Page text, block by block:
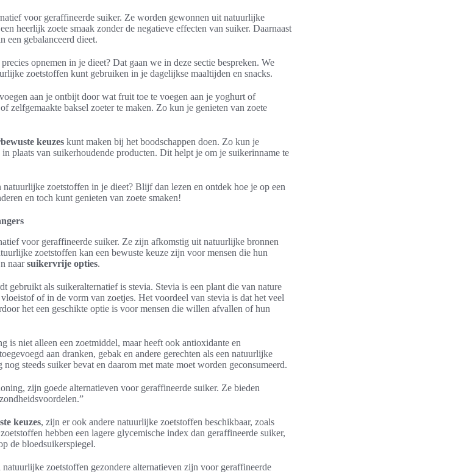
voor geraffineerde suiker. Ze worden gewonnen uit natuurlijke
heerlijk zoete smaak zonder de negatieve effecten van suiker. Daarnaast
een gebalanceerd dieet.
opnemen in je dieet? Dat gaan we in deze sectie bespreken. We
zoetstoffen kunt gebruiken in je dagelijkse maaltijden en snacks.
aan je ontbijt door wat fruit toe te voegen aan je yoghurt of
zelfgemaakte baksel zoeter te maken. Zo kun je genieten van zoete
keuzes kunt maken bij het boodschappen doen. Zo kun je
plaats van suikerhoudende producten. Dit helpt je om je suikerinname te
zoetstoffen in je dieet? Blijf dan lezen en ontdek hoe je op een
en toch kunt genieten van zoete smaken!
voor geraffineerde suiker. Ze zijn afkomstig uit natuurlijke bronnen
zoetstoffen kan een bewuste keuze zijn voor mensen die hun
naarsuikervrije opties.
gebruikt als suikeralternatief is stevia. Stevia is een plant die van nature
of in de vorm van zoetjes. Het voordeel van stevia is dat het veel
het een geschikte optie is voor mensen die willen afvallen of hun
is niet alleen een zoetmiddel, maar heeft ook antioxidante en
aan dranken, gebak en andere gerechten als een natuurlijke
steeds suiker bevat en daarom met mate moet worden geconsumeerd.
zijn goede alternatieven voor geraffineerde suiker. Ze bieden
keuzes, zijn er ook andere natuurlijke zoetstoffen beschikbaar, zoals
hebben een lagere glycemische index dan geraffineerde suiker,
de bloedsuikerspiegel.
zoetstoffen gezondere alternatieven zijn voor geraffineerde